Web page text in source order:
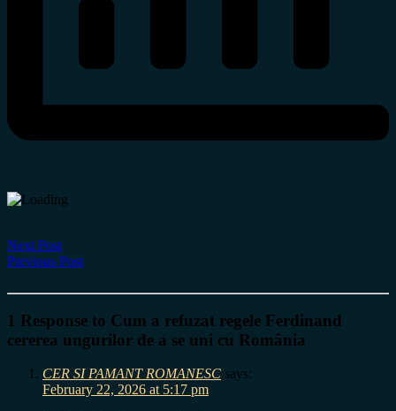
Next Post
Previous Post
1 Response to Cum a refuzat regele Ferdinand
cererea ungurilor de a se uni cu România
CER SI PAMANT ROMANESC says:
February 22, 2026 at 5:17 pm